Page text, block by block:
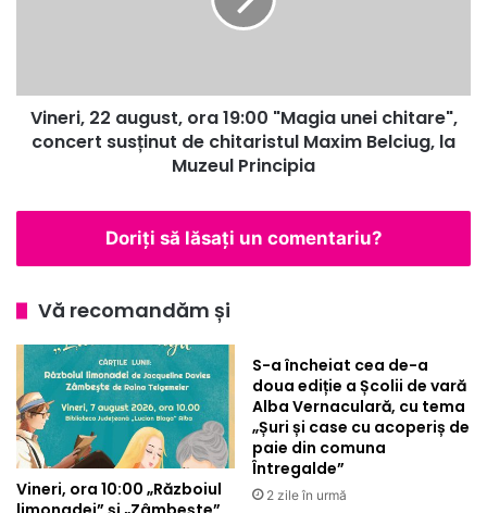
concert
susținut
Belciug,
Vineri, 22 august, ora 19:00 "Magia unei chitare",
concert susținut de chitaristul Maxim Belciug, la
Muzeul Principia
Doriți să lăsați un comentariu?
Vă recomandăm și
Vineri, ora 10:00 „Războiul
S-a încheiat cea de-a
doua ediție a Școlii de vară
Alba Vernaculară, cu tema
„Șuri și case cu acoperiș de
paie din comuna
Întregalde”
2 zile în urmă